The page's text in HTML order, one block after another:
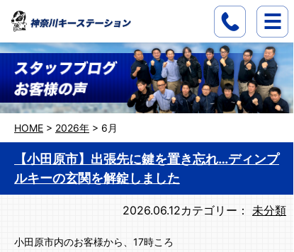
HOME > 2026年 > 6月
【小田原市】出張先に鍵を置き忘れ…ディンプ
ルキーの玄関を解錠しました
2026.06.12カテゴリー： 未分類
小田原市内のお客様から、17時ころ